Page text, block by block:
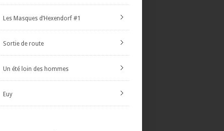
Les Masques d’Hexendorf #1
Sortie de route
Un été loin des hommes
Euy